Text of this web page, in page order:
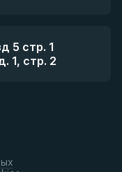
5 стр. 1
1, стр. 2